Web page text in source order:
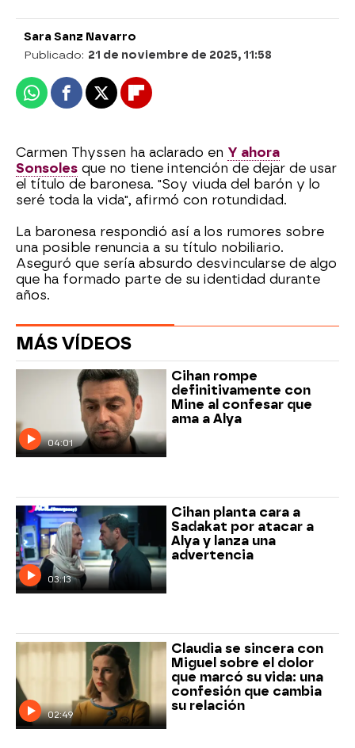
Sara Sanz Navarro
Publicado: 21 de noviembre de 2025, 11:58
WhatsappFacebook
X Flipboard
Carmen Thyssen ha aclarado en Y ahora
Sonsoles que no tiene intención de dejar de usar
el título de baronesa. "Soy viuda del barón y lo
seré toda la vida", afirmó con rotundidad.
La baronesa respondió así a los rumores sobre
una posible renuncia a su título nobiliario.
Aseguró que sería absurdo desvincularse de algo
que ha formado parte de su identidad durante
años.
MÁS VÍDEOS
04:01
Cihan rompe
definitivamente con
Mine al confesar que
ama a Alya
03:13
Cihan planta cara a
Sadakat por atacar a
Alya y lanza una
advertencia
02:49
Claudia se sincera con
Miguel sobre el dolor
que marcó su vida: una
confesión que cambia
su relación